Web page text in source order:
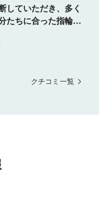
していただき、多く
たちに合った指輪を
、個室のような空間
来て、周りを気にせ
せました。
クチコミ一覧